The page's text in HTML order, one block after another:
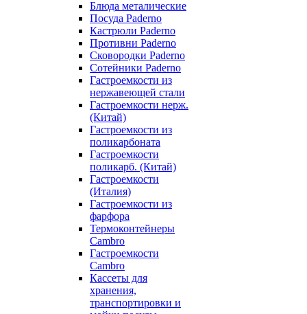
Блюда металические
Посуда Paderno
Кастрюли Paderno
Противни Paderno
Сковородки Paderno
Сотейники Paderno
Гастроемкости из
нержавеющей стали
Гастроемкости нерж.
(Китай)
Гастроемкости из
поликарбоната
Гастроемкости
поликарб. (Китай)
Гастроемкости
(Италия)
Гастроемкости из
фарфора
Термоконтейнеры
Cambro
Гастроемкости
Cambro
Кассеты для
хранения,
транспортировки и